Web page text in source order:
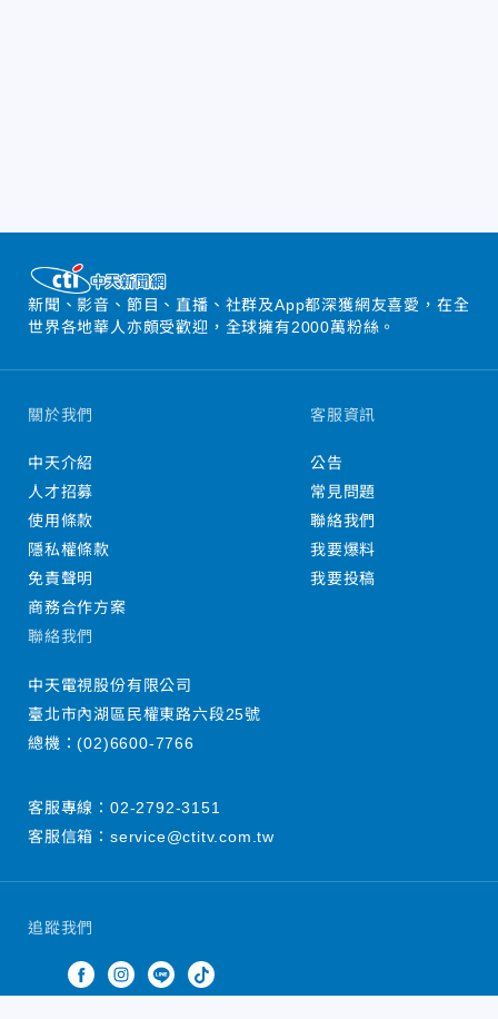
新聞、影音、節目、直播、社群及App都深獲網友喜愛，在全
世界各地華人亦頗受歡迎，全球擁有2000萬粉絲。
追蹤我們
關於我們
中天介紹
人才招募
使用條款
隱私權條款
免責聲明
商務合作方案
客服資訊
公告
常見問題
聯絡我們
我要爆料
我要投稿
聯絡我們
中天電視股份有限公司
臺北市內湖區民權東路六段25號
總機：(02)6600-7766
客服專線： 02-2792-3151
客服信箱： service@ctitv.com.tw